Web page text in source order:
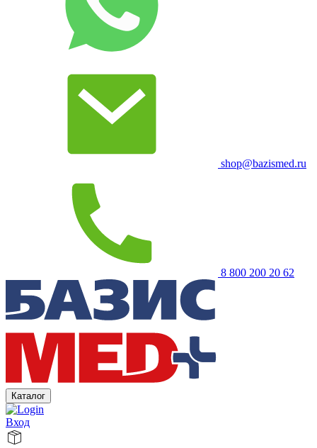
shop@bazismed.ru
8 800 200 20 62
Каталог
Вход